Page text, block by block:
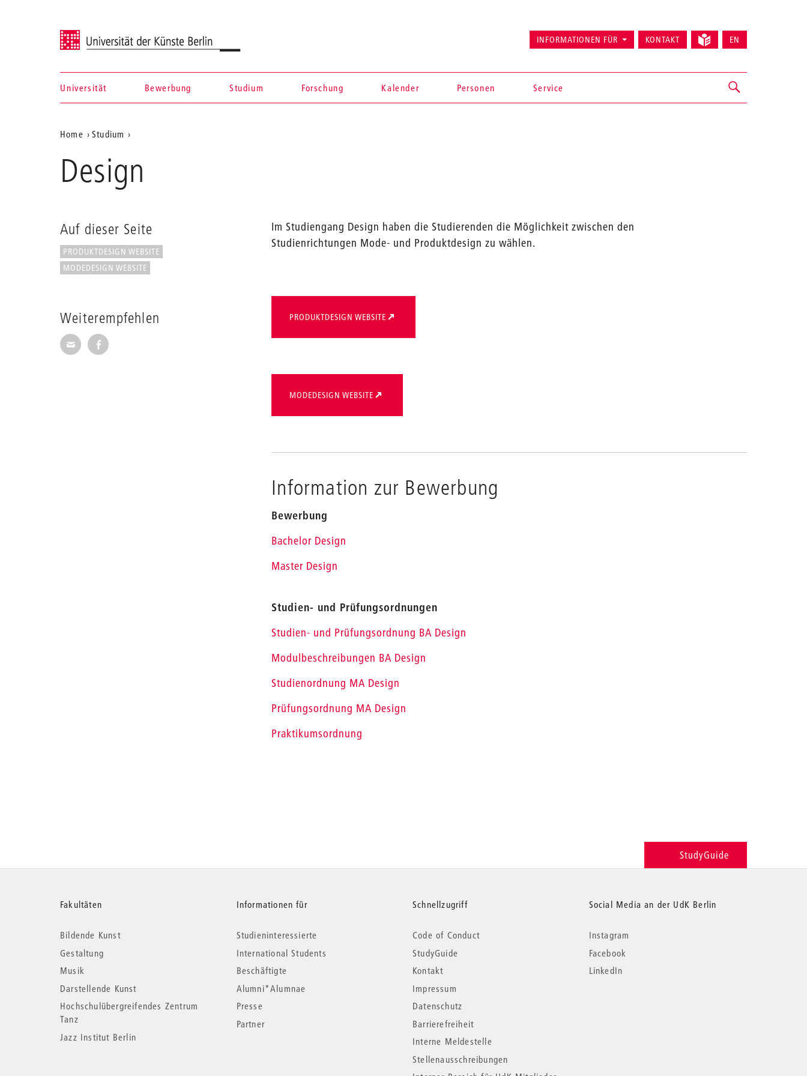
Universität der Künste Berlin
Navigation &
Suche
Universität Bewerbung Studium Forschung Kalender Personen Service
INFORMATIONEN FÜR KONTAKT EN
Aktuelle
Position
auf
Home Studium
Design
Auf dieser Seite
PRODUKTDESIGN WEBSITE
MODEDESIGN WEBSITE
Weiterempfehlen
Seite per E-Mail weiterempfehlen
Seite auf Facebook weiterempfehlen
Im Studiengang Design haben die Studierenden die Möglichkeit zwischen den
Studienrichtungen Mode- und Produktdesign zu wählen.
PRODUKTDESIGN WEBSITE
MODEDESIGN WEBSITE
Information zur Bewerbung
Bewerbung
Bachelor Design
Master Design
Studien- und Prüfungsordnungen
Studien- und Prüfungsordnung BA Design
Modulbeschreibungen BA Design
Studienordnung MA Design
Prüfungsordnung MA Design
Praktikumsordnung
StudyGuide
Weitere
Informationen
Fakultäten
Bildende Kunst
Gestaltung
Musik
Darstellende Kunst
Hochschulübergreifendes Zentrum
Tanz
Jazz Institut Berlin
Informationen für
Studieninteressierte
International Students
Beschäftigte
Alumni*Alumnae
Presse
Partner
Schnellzugriff
Code of Conduct
StudyGuide
Kontakt
Impressum
Datenschutz
Barrierefreiheit
Interne Meldestelle
Stellenausschreibungen
Social Media an der UdK Berlin
Instagram
Facebook
LinkedIn